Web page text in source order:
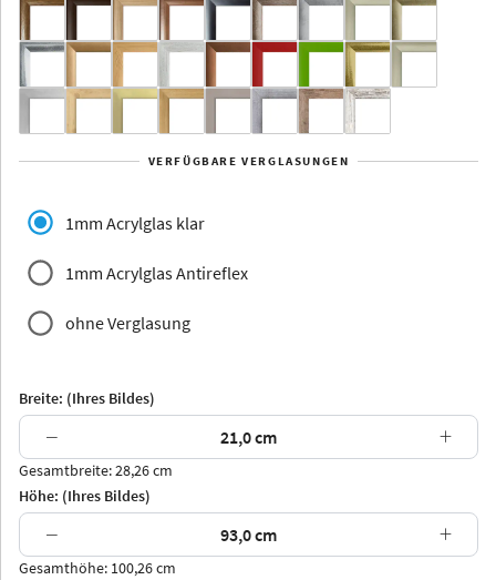
Yukon Alaska
Jersey Dauphine
Arran Luzern
VERFÜGBARE VERGLASUNGEN
1mm Acrylglas klar
1mm Acrylglas Antireflex
ohne Verglasung
Breite: (Ihres Bildes)
− +
Gesamtbreite: 28,26 cm
Höhe: (Ihres Bildes)
− +
Gesamthöhe: 100,26 cm